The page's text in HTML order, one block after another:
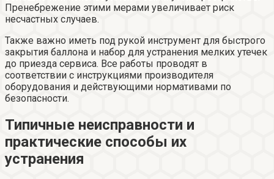
Пренебрежение этими мерами увеличивает риск
несчастных случаев.
Также важно иметь под рукой инструмент для быстрого
закрытия баллона и набор для устранения мелких утечек
до приезда сервиса. Все работы проводят в
соответствии с инструкциями производителя
оборудования и действующими нормативами по
безопасности.
Типичные неисправности и
практические способы их
устранения